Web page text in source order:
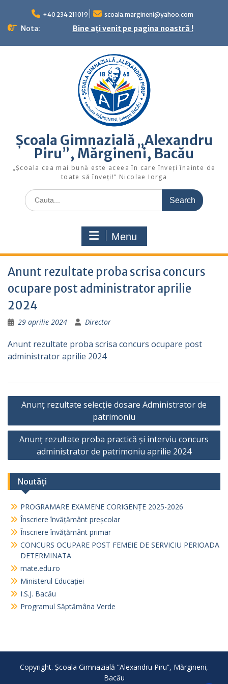
content
+40 234 211019 scoala.margineni@yahoo.com
Nota: Bine ați venit pe pagina noastră !
Școala Gimnazială „Alexandru
Piru”, Mărgineni, Bacău
„Şcoala cea mai bună este aceea în care înveţi înainte de
toate să înveţi!” Nicolae Iorga
Search
for:
Menu
Anunt rezultate proba scrisa concurs
ocupare post administrator aprilie
2024
29 aprilie 2024 Director
Anunt rezultate proba scrisa concurs ocupare post
administrator aprilie 2024
Navigare
articole
Anunț rezultate selecție dosare Administrator de
patrimoniu
Anunț rezultate proba practică și interviu concurs
administrator de patrimoniu aprilie 2024
Noutăți
PROGRAMARE EXAMENE CORIGENȚE 2025-2026
Înscriere învățământ preșcolar
Înscriere învățământ primar
CONCURS OCUPARE POST FEMEIE DE SERVICIU PERIOADA
DETERMINATA
mate.edu.ro
Ministerul Educației
I.S.J. Bacău
Programul Săptămâna Verde
Copyright. Școala Gimnazială ”Alexandru Piru”, Mărgineni,
Bacău